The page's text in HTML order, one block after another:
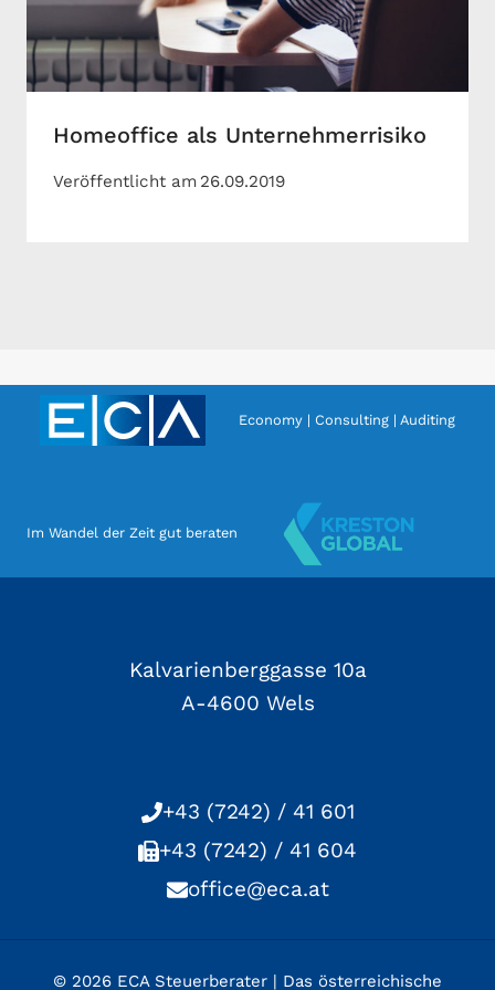
Homeoffice als Unternehmerrisiko
Veröffentlicht am 26.09.2019
Economy | Consulting | Auditing
Im Wandel der Zeit gut beraten
Kalvarienberggasse 10a
A-4600 Wels
+43 (7242) / 41 601
+43 (7242) / 41 604
office@eca.at
© 2026 ECA Steuerberater | Das österreichische